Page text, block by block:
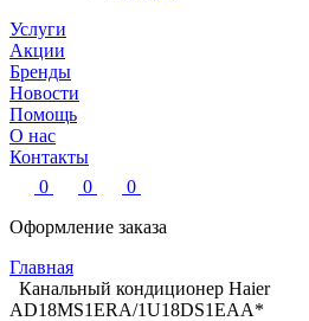
Услуги
Акции
Бренды
Новости
Помощь
О нас
Контакты
0
0
0
Оформление заказа
Главная
Канальный кондиционер Haier
AD18MS1ERA/1U18DS1EAA*